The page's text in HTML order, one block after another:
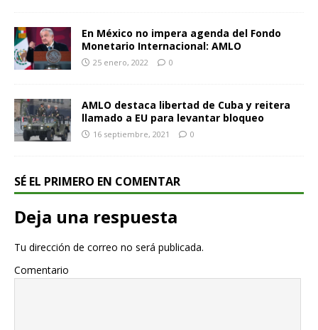
En México no impera agenda del Fondo
Monetario Internacional: AMLO
25 enero, 2022 0
AMLO destaca libertad de Cuba y reitera
llamado a EU para levantar bloqueo
16 septiembre, 2021 0
SÉ EL PRIMERO EN COMENTAR
Deja una respuesta
Tu dirección de correo no será publicada.
Comentario